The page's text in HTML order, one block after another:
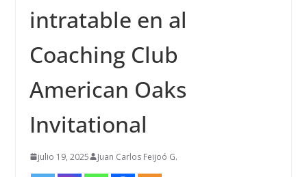
intratable en al
Coaching Club
American Oaks
Invitational
julio 19, 2025 Juan Carlos Feijoó G.